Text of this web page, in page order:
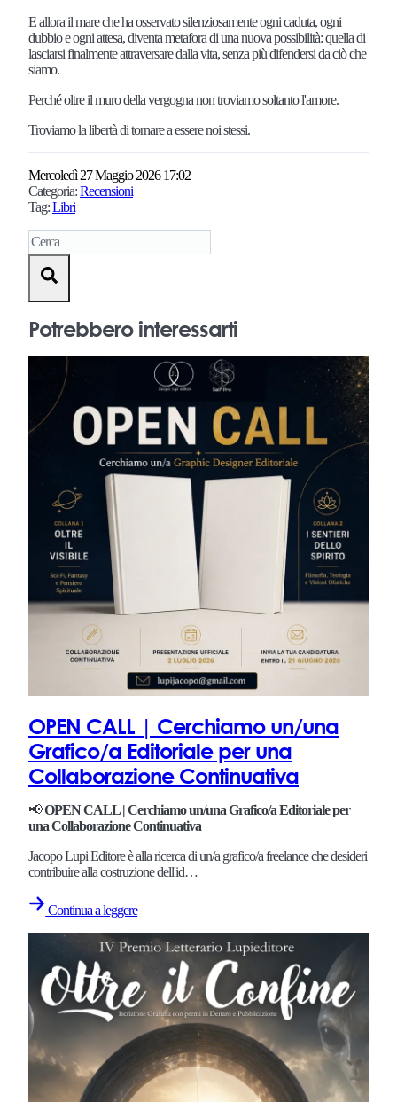
E allora il mare che ha osservato silenziosamente ogni caduta, ogni
dubbio e ogni attesa, diventa metafora di una nuova possibilità: quella di
lasciarsi finalmente attraversare dalla vita, senza più difendersi da ciò che
siamo.
Perché oltre il muro della vergogna non troviamo soltanto l'amore.
Troviamo la libertà di tornare a essere noi stessi.
Mercoledì 27 Maggio 2026 17:02
Categoria:Recensioni
Tag:Libri
Potrebbero interessarti
OPEN CALL | Cerchiamo un/una
Grafico/a Editoriale per una
Collaborazione Continuativa
📢OPEN CALL | Cerchiamo un/una Grafico/a Editoriale per
una Collaborazione Continuativa
Jacopo Lupi Editore è alla ricerca di un/a grafico/a freelance che desideri
contribuire alla costruzione dell'id…
Continua a leggere